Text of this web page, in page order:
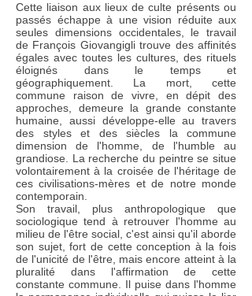
Cette liaison aux lieux de culte présents ou
passés échappe à une vision réduite aux
seules dimensions occidentales, le travail
de François Giovangigli trouve des affinités
égales avec toutes les cultures, des rituels
éloignés dans le temps et
géographiquement. La mort, cette
commune raison de vivre, en dépit des
approches, demeure la grande constante
humaine, aussi développe-elle au travers
des styles et des siècles la commune
dimension de l'homme, de l'humble au
grandiose. La recherche du peintre se situe
volontairement à la croisée de l'héritage de
ces civilisations-mères et de notre monde
contemporain.
Son travail, plus anthropologique que
sociologique tend à retrouver l'homme au
milieu de l'être social, c'est ainsi qu'il aborde
son sujet, fort de cette conception à la fois
de l'unicité de l'être, mais encore atteint à la
pluralité dans l'affirmation de cette
constante commune. Il puise dans l'homme